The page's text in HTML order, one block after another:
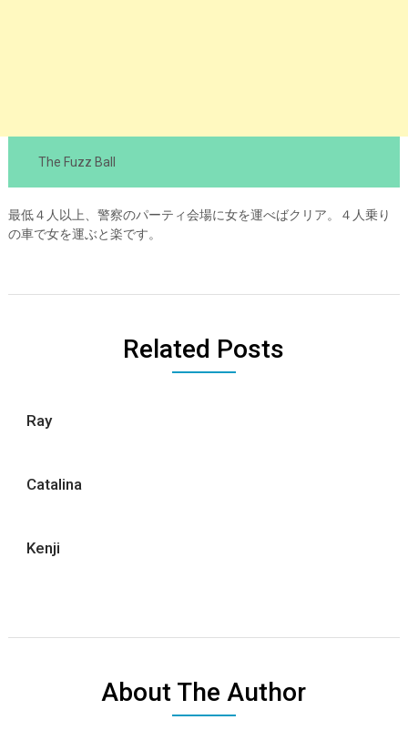
The Fuzz Ball
最低４人以上、警察のパーティ会場に女を運べばクリア。４人乗り
の車で女を運ぶと楽です。
Related Posts
Ray
Catalina
Kenji
About The Author